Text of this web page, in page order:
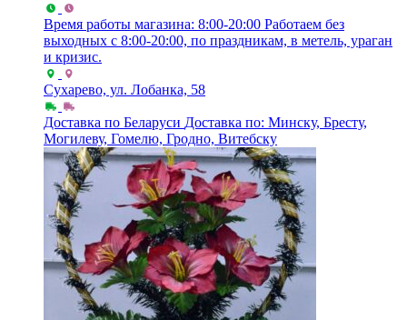
Время работы магазина: 8:00-20:00 Работаем без
выходных с 8:00-20:00, по праздникам, в метель, ураган
и кризис.
Сухарево, ул. Лобанка, 58
Доставка по Беларуси Доставка по: Минску, Бресту,
Могилеву, Гомелю, Гродно, Витебску